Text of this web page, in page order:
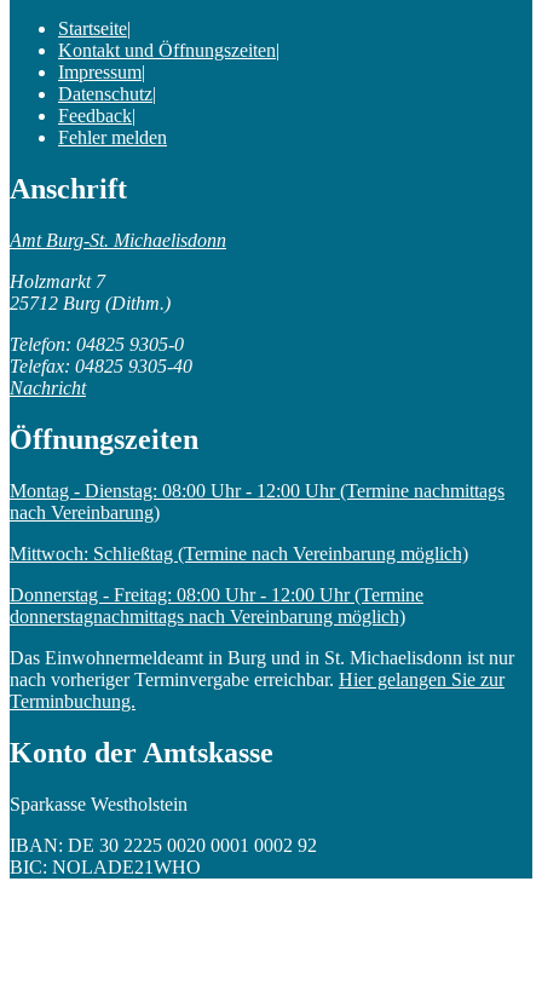
Startseite|
Kontakt und Öffnungszeiten|
Impressum|
Datenschutz|
Feedback|
Fehler melden
Anschrift
Amt Burg-St. Michaelisdonn
Holzmarkt 7
25712 Burg (Dithm.)
Telefon: 04825 9305-0
Telefax: 04825 9305-40
Nachricht
Öffnungszeiten
Montag - Dienstag: 08:00 Uhr - 12:00 Uhr (Termine nachmittags
nach Vereinbarung)
Mittwoch: Schließtag (Termine nach Vereinbarung möglich)
Donnerstag - Freitag: 08:00 Uhr - 12:00 Uhr (Termine
donnerstagnachmittags nach Vereinbarung möglich)
Das Einwohnermeldeamt in Burg und in St. Michaelisdonn ist nur
nach vorheriger Terminvergabe erreichbar. Hier gelangen Sie zur
Terminbuchung.
Konto der Amtskasse
Sparkasse Westholstein
IBAN: DE 30 2225 0020 0001 0002 92
BIC: NOLADE21WHO